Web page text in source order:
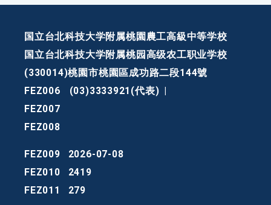
国立台北科技大学附属桃園農工高級中等学校
国立台北科技大学附属桃园高级农工职业学校
(330014)桃園市桃園區成功路二段144號
FEZ006
(03)3333921(代表)
FEZ007
FEZ008
FEZ009
2026-07-08
FEZ010
2419
FEZ011
279